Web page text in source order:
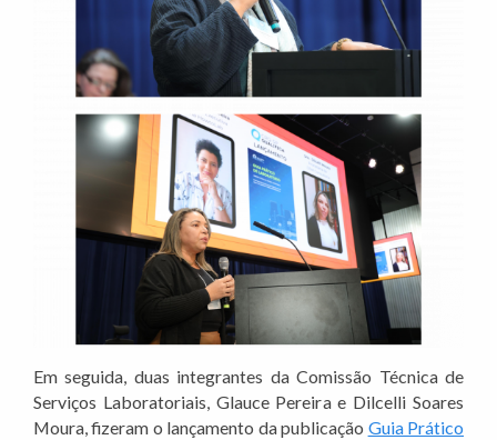
Em seguida, duas integrantes da Comissão Técnica de
Serviços Laboratoriais, Glauce Pereira e Dilcelli Soares
Moura, fizeram o lançamento da publicação Guia Prático